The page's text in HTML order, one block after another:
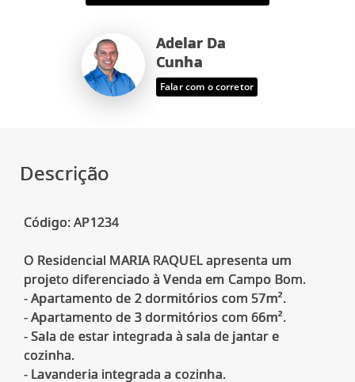
Adelar Da
Cunha
Falar com o corretor
Descrição
Código: AP1234
O Residencial MARIA RAQUEL apresenta um
projeto diferenciado à Venda em Campo Bom.
- Apartamento de 2 dormitórios com 57m².
- Apartamento de 3 dormitórios com 66m².
- Sala de estar integrada à sala de jantar e
cozinha.
- Lavanderia integrada a cozinha.